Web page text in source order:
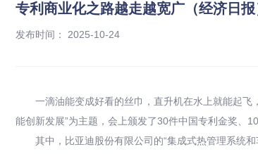
专利商业化之路越走越宽广（经济日报
发布时间： 2025-10-24
一滴油能变成好看的丝巾，直升机在水上就能起
能创新发展”为主题，会上颁发了30件中国专利金奖、
其中，比亚迪股份有限公司的“集成式热管理系统